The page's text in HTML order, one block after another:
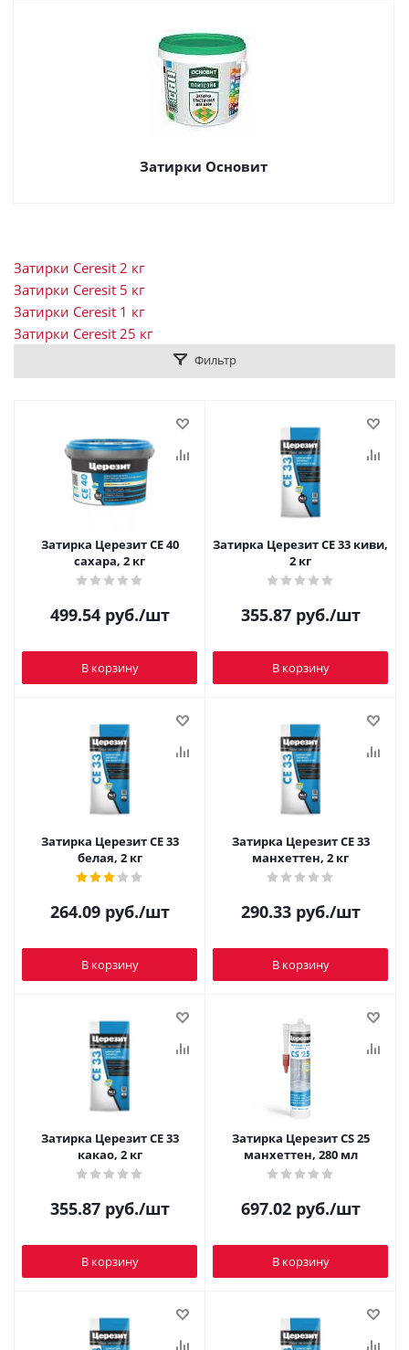
Затирки Основит
Затирки Ceresit 2 кг
Затирки Ceresit 5 кг
Затирки Ceresit 1 кг
Затирки Ceresit 25 кг
Фильтр
Затирка Церезит CE 40
сахара, 2 кг
499.54руб./шт
В корзину
Затирка Церезит CE 33 киви,
2 кг
355.87руб./шт
В корзину
Затирка Церезит CE 33
белая, 2 кг
264.09руб./шт
В корзину
Затирка Церезит CE 33
манхеттен, 2 кг
290.33руб./шт
В корзину
Затирка Церезит CE 33
какао, 2 кг
355.87руб./шт
В корзину
Затирка Церезит CS 25
манхеттен, 280 мл
697.02руб./шт
В корзину